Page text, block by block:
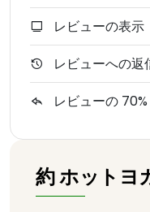
レビューの表示
レビューへの返
レビューの
約 ホットヨ